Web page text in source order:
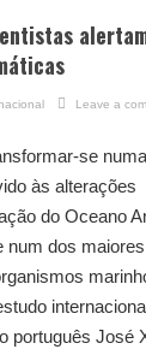
Leave a
se
às alterações
do Oceano
num dos maiores
português José